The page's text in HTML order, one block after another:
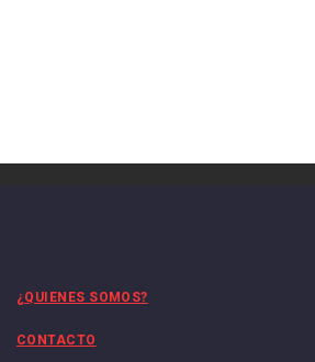
¿QUIENES SOMOS?
CONTACTO